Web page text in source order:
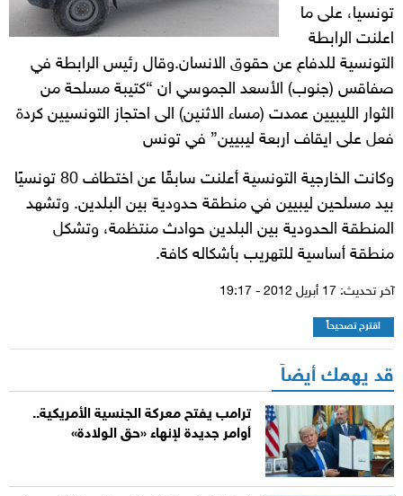
تونسيا، على ما
اعلنت الرابطة
التونسية للدفاع عن حقوق الانسان.وقال رئيس الرابطة في
صفاقس (جنوب) الأسعد الجموسي ان “كتيبة مسلحة من
الثوار الليبيين عمدت (مساء الاثنين) الى احتجاز التونسيين كردة
فعل على ايقاف اربعة ليبيين” في تونس
وكانت الخارجية التونسية أعلنت سابقًا عن اختطاف 80 تونسيًا
بيد مسلحين ليبيين في منطقة حدودية بين البلدين. وتشهد
المنطقة الحدودية بين البلدين حوادث منتظمة، وتشكل
منطقة أساسية للتهريب بأشكاله كافة.
آخر تحديث: 17 أبريل 2012 - 19:17
اقترح تصحيحاً
قد يهمك أيضاً
ترامب يفتح معركة الجنسية الأمريكية..
أوامر جديدة لإنهاء «حق الولادة»